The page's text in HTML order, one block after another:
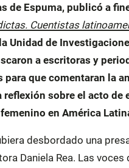
de Espuma, publicó a
Cuentistas
Unidad de
a escritoras y
para que comentaran la
reflexión sobre el acto de
en América
desbordado una
Daniela Rea. Las voces